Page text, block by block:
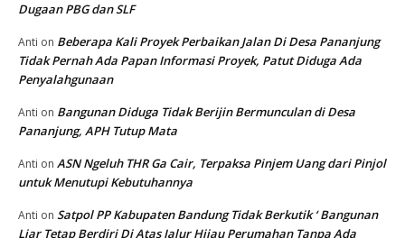
Dugaan PBG dan SLF
Anti on Beberapa Kali Proyek Perbaikan Jalan Di Desa Pananjung
Tidak Pernah Ada Papan Informasi Proyek, Patut Diduga Ada
Penyalahgunaan
Anti on Bangunan Diduga Tidak Berijin Bermunculan di Desa
Pananjung, APH Tutup Mata
Anti on ASN Ngeluh THR Ga Cair, Terpaksa Pinjem Uang dari Pinjol
untuk Menutupi Kebutuhannya
Anti on Satpol PP Kabupaten Bandung Tidak Berkutik ‘ Bangunan
Liar Tetap Berdiri Di Atas Jalur Hijau Perumahan Tanpa Ada